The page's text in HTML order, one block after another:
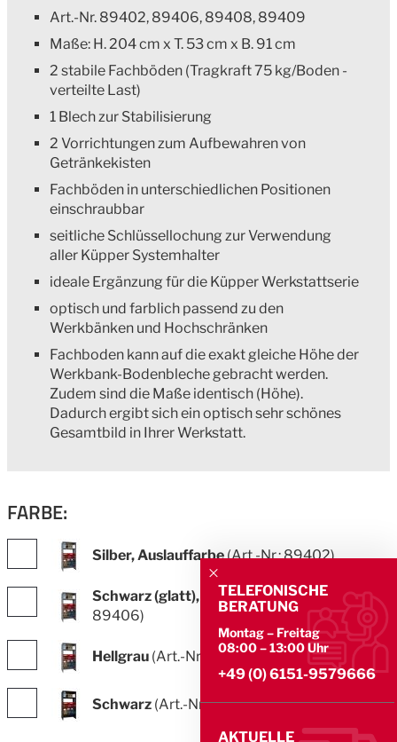
TELEFONISCHE
BERATUNG
Montag – Freitag
08:00 – 13:00 Uhr
+49 (0) 6151-9579666
AKTUELLE
Art.-Nr. 89402, 89406, 89408, 89409
Maße: H. 204 cm x T. 53 cm x B. 91 cm
2 stabile Fachböden (Tragkraft 75 kg/Boden -
verteilte Last)
1 Blech zur Stabilisierung
2 Vorrichtungen zum Aufbewahren von
Getränkekisten
Fachböden in unterschiedlichen Positionen
einschraubbar
seitliche Schlüssellochung zur Verwendung
aller Küpper Systemhalter
ideale Ergänzung für die Küpper Werkstattserie
optisch und farblich passend zu den
Werkbänken und Hochschränken
Fachboden kann auf die exakt gleiche Höhe der
Werkbank-Bodenbleche gebracht werden.
Zudem sind die Maße identisch (Höhe).
Dadurch ergibt sich ein optisch sehr schönes
Gesamtbild in Ihrer Werkstatt.
FARBE:
Silber, Auslauffarbe(Art.-Nr.: 89402)
Schwarz (glatt), Auslauffarbe(Art.-Nr.:
89406)
Hellgrau (Art.-Nr.: 89408)
Schwarz (Art.-Nr.: 89409)